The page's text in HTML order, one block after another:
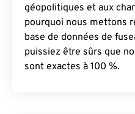
géopolitiques et aux
pourquoi nous mettons
base de données de
puissiez être sûrs que
sont exactes à 100 %.